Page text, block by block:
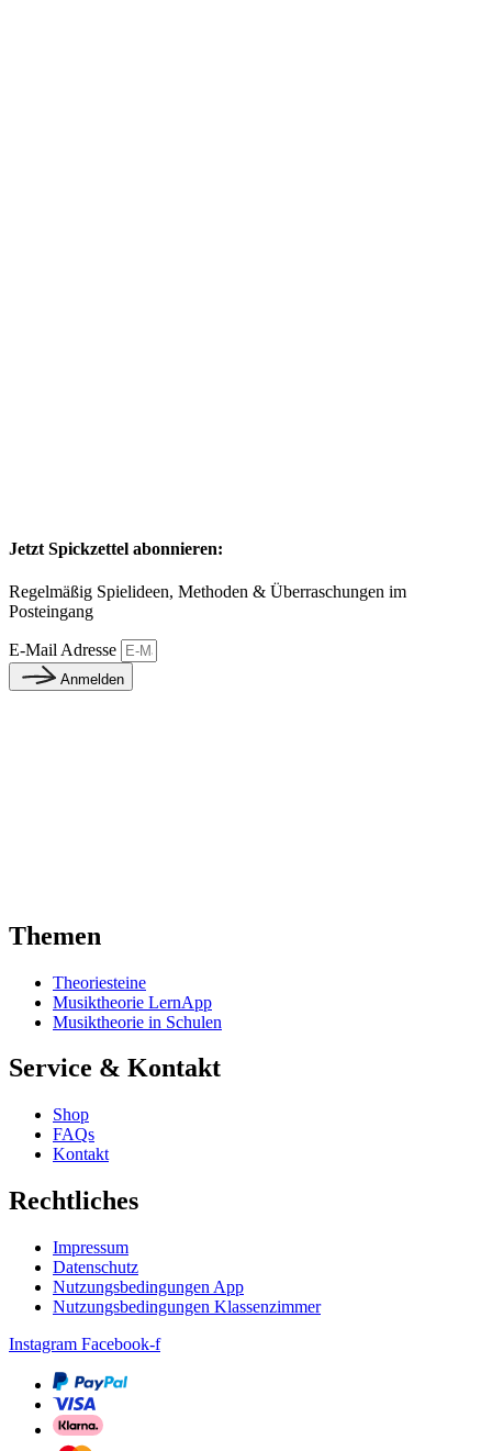
Jetzt Spickzettel abonnieren:
Regelmäßig Spielideen, Methoden & Überraschungen im
Posteingang
E-Mail Adresse
Anmelden
Themen
Theoriesteine
Musiktheorie LernApp
Musiktheorie in Schulen
Service & Kontakt
Shop
FAQs
Kontakt
Rechtliches
Impressum
Datenschutz
Nutzungsbedingungen App
Nutzungsbedingungen Klassenzimmer
Instagram Facebook-f